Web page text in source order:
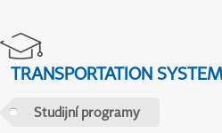
TRANSPORTATION
Studijní programy